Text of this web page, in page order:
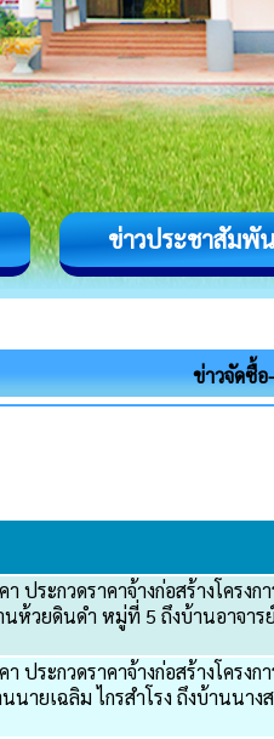
ข่าวประชาสัมพั
ข่าวจัดซื้อ
ประกวดราคาจ้างก่อสร้างโครงก
นห้วยดินดำ หมู่ที่ 5 ถึงบ้านอาจา
ประกวดราคาจ้างก่อสร้างโครงก
นายเฉลิม ไกรสำโรง ถึงบ้านนา